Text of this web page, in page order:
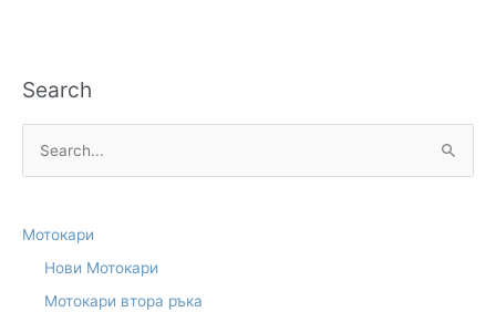
Search
r
Мотокари
Нови Мотокари
Мотокари втора ръка